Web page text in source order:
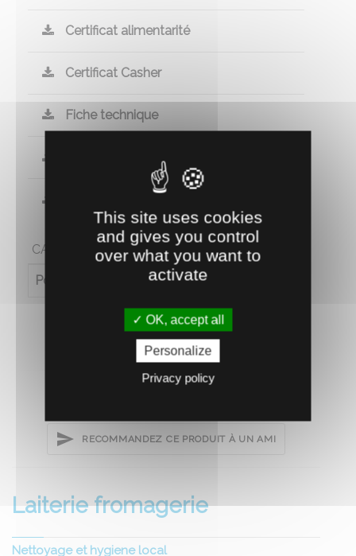
Certificat alimentarité
Certificat Casher
Fiche technique
CARACTÉRISTIQUES
Poids (en kg) 0.015
RECOMMANDEZ CE PRODUIT À UN AMI
Laiterie fromagerie
Nettoyage et hygiene local
This site uses cookies
and gives you control
over what you want to
activate
OK, accept all
Personalize
Privacy policy